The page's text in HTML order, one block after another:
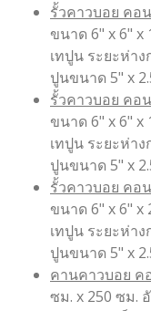
รั้วคาวบอย คอ
ขนาด 6" x 6" x
เทปูน ระยะห่าง
ปูนขนาด 5" x
รั้วคาวบอย คอ
ขนาด 6" x 6" x
เทปูน ระยะห่าง
ปูนขนาด 5" x
รั้วคาวบอย คอ
ขนาด 6" x 6" x
เทปูน ระยะห่าง
ปูนขนาด 5" x
คานคาวบอย ค
ซม. x 250 ซม.